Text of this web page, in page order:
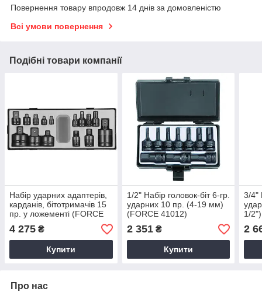
Повернення товару впродовж 14 днів за домовленістю
Всі умови повернення
Подібні товари компанії
Набір ударних адаптерів,
карданів, бітотримачів 15
пр. у ложементі (FORCE
T8151)
4 275 ₴
Купити
1/2" Набір головок-біт 6-гр.
ударних 10 пр. (4-19 мм)
(FORCE 41012)
2 351₴
Купити
3/4"
1/
2
Про нас